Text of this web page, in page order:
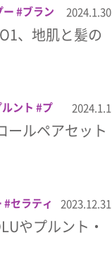
ー
ブラン
2024.1.30
、地肌と髪の
ント
プ
2024.1.1
ールペアセット
セラティ
スト
2023.12.31
やプルント・